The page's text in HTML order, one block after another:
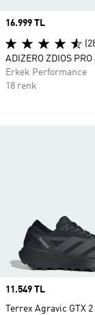
Price
11.549 TL
Terrex Agravic GTX
Price
16.999 TL
ADIZERO ZDIOS
Erkek Performance
18 renk